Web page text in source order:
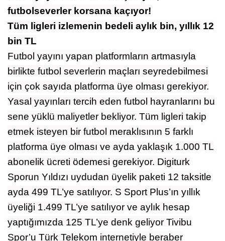
futbolseverler korsana kaçıyor!
Tüm ligleri izlemenin bedeli aylık bin, yıllık 12
bin TL
Futbol yayını yapan platformların artmasıyla
birlikte futbol severlerin maçları seyredebilmesi
için çok sayıda platforma üye olması gerekiyor.
Yasal yayınları tercih eden futbol hayranlarını bu
sene yüklü maliyetler bekliyor. Tüm ligleri takip
etmek isteyen bir futbol meraklısının 5 farklı
platforma üye olması ve ayda yaklaşık 1.000 TL
abonelik ücreti ödemesi gerekiyor. Digiturk
Sporun Yıldızı uydudan üyelik paketi 12 taksitle
ayda 499 TL’ye satılıyor. S Sport Plus’ın yıllık
üyeliği 1.499 TL’ye satılıyor ve aylık hesap
yaptığımızda 125 TL’ye denk geliyor Tivibu
Spor’u Türk Telekom internetiyle beraber